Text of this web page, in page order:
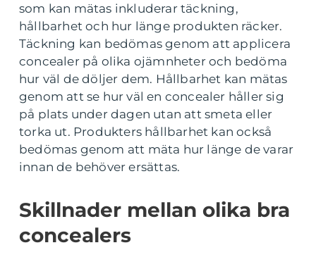
som kan mätas inkluderar täckning,
hållbarhet och hur länge produkten räcker.
Täckning kan bedömas genom att applicera
concealer på olika ojämnheter och bedöma
hur väl de döljer dem. Hållbarhet kan mätas
genom att se hur väl en concealer håller sig
på plats under dagen utan att smeta eller
torka ut. Produkters hållbarhet kan också
bedömas genom att mäta hur länge de varar
innan de behöver ersättas.
Skillnader mellan olika bra
concealers